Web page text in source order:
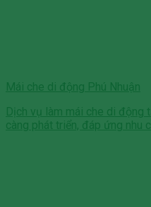
Mái che di động Phú Nhuận
Dịch vụ làm mái che di động
càng phát triển, đáp ứng nhu